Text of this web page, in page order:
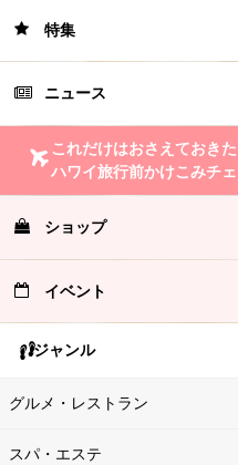
特集
ニュース
これだけはおさえておきた
ハワイ旅行前かけこみチ
ショップ
イベント
ジャンル
グルメ・レストラン
スパ・エステ